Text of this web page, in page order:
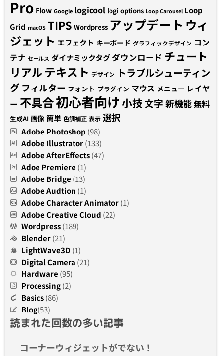
Pro Flow Google logicool logi options Loop Carousel Loop
Grid macOS TIPS Wordpress アップデート ウィ
ジェット エフェクト キーボード グラフィックデザイン コン
テナ セールス ダイナミックタグダウンロード チュート
リアルテキスト デザイン トラブルシューティン
グ フィルター フォント プラグイン マウス メニュー レイヤ
ー 不具合初心者向け小技文字新機能無料
生成AI 画像 簡単 色調補正 表示 選択
Adobe Photoshop (98)
Adobe Illustrator(133)
Adobe AfterEffects(47)
Adoe Premiere (1)
Adobe Bridge (13)
Adobe Audtion (1)
Adobe Character Animator(1)
Adobe Creative Cloud (22)
Wordpress(189)
Blender(21)
LightWave3D (1)
Digital Camera (21)
Hardware (95)
Processing(2)
Basics(86)
Blog(53)
読まれた回数の多い記事
コーナーウィジェットがでない！